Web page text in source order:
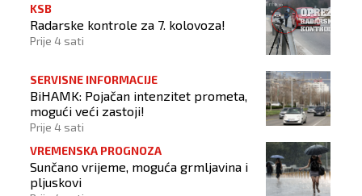
KSB
Radarske kontrole za 7. kolovoza!
Prije 4 sati
SERVISNE INFORMACIJE
BiHAMK: Pojačan intenzitet prometa,
mogući veći zastoji!
Prije 4 sati
VREMENSKA PROGNOZA
Sunčano vrijeme, moguća grmljavina i
pljuskovi